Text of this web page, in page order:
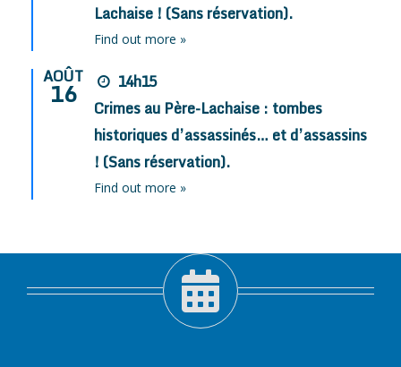
Lachaise ! (Sans réservation).
Find out more »
AOÛT
16
14h15
Crimes au Père-Lachaise : tombes
historiques d’assassinés… et d’assassins
! (Sans réservation).
Find out more »